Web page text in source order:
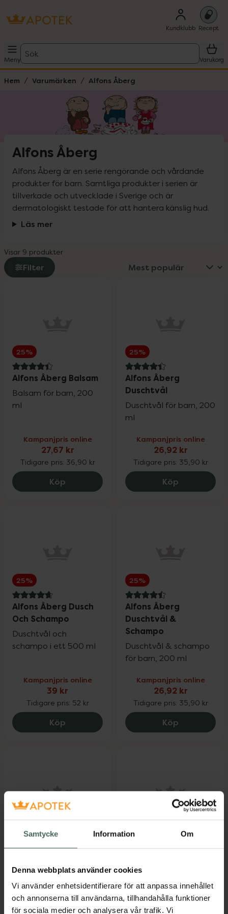
Samtycke Information Om
Denna webbplats använder cookies
Vi använder enhetsidentifierare för att anpassa innehållet
och annonserna till användarna, tillhandahålla funktioner
för sociala medier och analysera vår trafik. Vi
Kundklubb Recept
Meny
Sök
Varukorg
Hem Varumärken Alfons Åberg
Alfons Åberg
Alfons Åberg är en serie rengörande och vårdande
produkter för barn. Samtliga produkter i serien är
tillverkade och utvecklade i Sverige och är
dermatologiskt testade för att hantera känslig hud.
Läs mer
Visar 9 produkter
Filter
25%
4.4 av 5 i omdöme
Alfons Åberg Balsam
Balsam för barn, 200
ml
Kampanjpris online
27,67 kr
Tidigare pris: 36,90 kr
Köp Alfons Åberg Balsam, 27.67 kr.
25%
4.4 av 5 i omdöme
Alfons Åberg
Duschtvål
Duschtvål för barn, 200
ml
Kampanjpris online
26,92 kr
Tidigare pris: 35,90 kr
Köp Alfons
25%
4.7 av 5 i omdöme
Alfons Åberg Dusch
Och Schampo
Duschtvål och
schampo i ett 500 ml
Kampanjpris online
39 kr
Tidigare pris: 52 kr
Köp Alfons Åberg Dusch Och Schampo, 39
25%
4.5 av 5 i omdöme
Alfons Åberg
Duschtvål &
Schampo
Duschtvål & schampo
för barn, 200 ml
Kampanjpris online
26,92 kr
Tidigare pris: 35,90 kr
Köp Alfons
25%
Alfons Åberg
Badskum
Kampanjpris online
25%
Alfons Åberg
Balsamspray för barn,
150 ml
Kampanjpris online